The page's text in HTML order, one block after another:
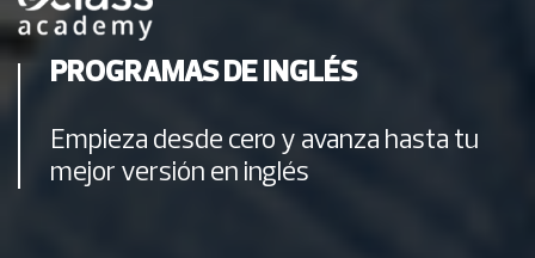
PROGRAMAS DE INGLÉS
Empieza desde cero y avanza hasta tu
mejor versión en inglés